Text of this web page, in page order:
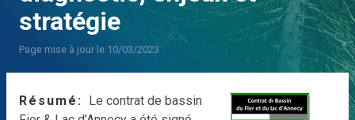
stratégie
Page mise à jour le 10/03/2023
Résumé
Le contrat de bassin